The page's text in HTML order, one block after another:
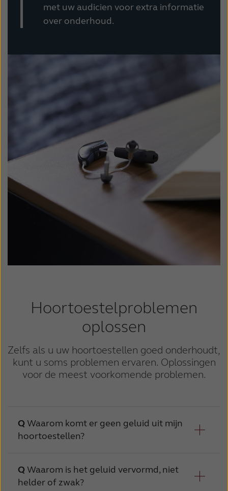
met uw audicien voor extra informatie
over onderhoud.
Hoortoestelproblemen
oplossen
Zelfs als u uw hoortoestellen goed onderhoudt,
kunt u soms problemen ervaren. Oplossingen
voor de meest voorkomende problemen.
Waarom komt er geen geluid uit mijn
hoortoestellen?
Oorzaak Mogelijke
Waarom is het geluid vervormd, niet
helder of zwak?